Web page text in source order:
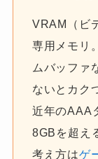
VRAM（ビ
専用メモリ
ムバッファ
ないとカク
近年のAAA
8GBを超え
考え方はゲ